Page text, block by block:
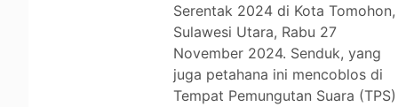
Serentak 2024 di Kota Tomohon,
Sulawesi Utara, Rabu 27
November 2024. Senduk, yang
juga petahana ini mencoblos di
Tempat Pemungutan Suara (TPS)